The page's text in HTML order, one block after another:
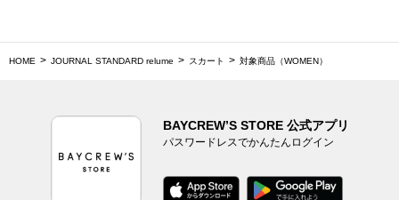
HOME JOURNAL STANDARD relume スカート 対象商品（WOMEN）
BAYCREW’S STORE 公式アプリ
パスワードレスでかんたんログイン